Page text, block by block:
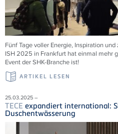
Fünf Tage voller Energie, Inspiration
ISH 2025 in Frankfurt hat einmal mehr
Event der SHK-Branche ist!
ARTIKEL LESEN
25.03.2025 –
TECE expandiert international:
Duschentwässerung